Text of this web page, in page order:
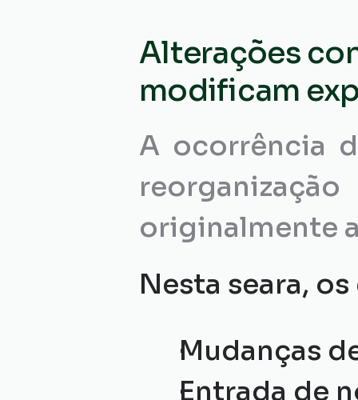
Alterações
modificam
A ocorrência
originalmente
Nesta seara,
Mudanças
Entrada de